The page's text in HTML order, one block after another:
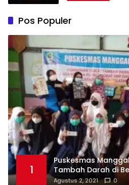
Pos Populer
1
Puskesmas
Tambah Darah di
Agustus 2, 2021 0